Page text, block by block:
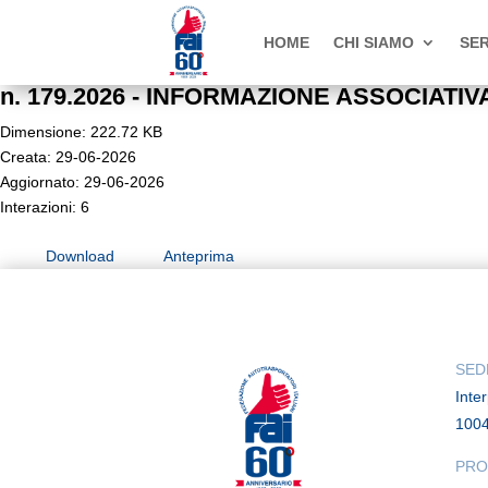
HOME CHI SIAMO
n. 179.2026 - INFORMAZIONE
Dimensione: 222.72 KB
Creata: 29-06-2026
Aggiornato: 29-06-2026
Interazioni: 6
Download Anteprima